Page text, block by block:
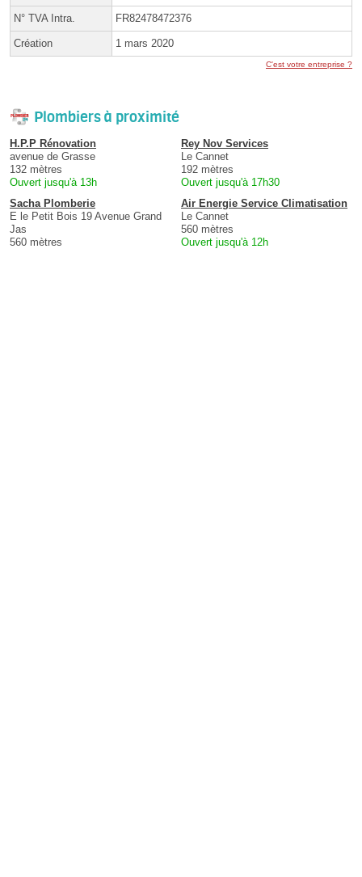
N° TVA Intra. FR82478472376
Création 1 mars 2020
C'est votre entreprise ?
Plombiers à proximité
H.P.P Rénovation
avenue de Grasse
132 mètres
Ouvert jusqu'à 13h
Rey Nov Services
Le Cannet
192 mètres
Ouvert jusqu'à 17h30
Sacha Plomberie
E le Petit Bois 19 Avenue Grand
Jas
560 mètres
Air Energie Service Climatisation
Le Cannet
560 mètres
Ouvert jusqu'à 12h